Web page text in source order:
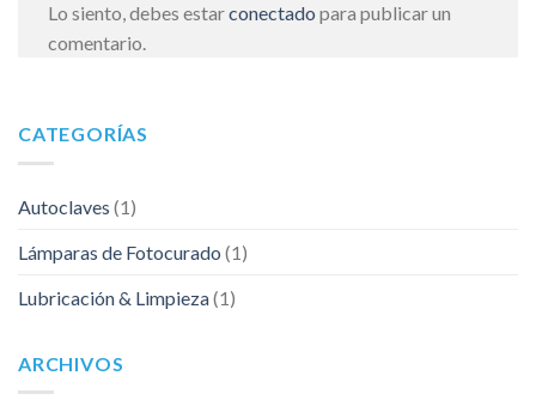
Lo siento, debes estarconectado para publicar un
comentario.
CATEGORÍAS
Autoclaves (1)
Lámparas de Fotocurado (1)
Lubricación & Limpieza(1)
ARCHIVOS